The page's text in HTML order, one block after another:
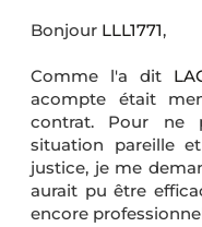
Bonjour LLL1771,
Comme l'a dit
acompte était
contrat. Pour ne
situation pareille
justice, je me
aurait pu être
encore